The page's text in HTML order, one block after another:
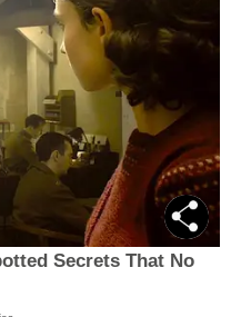
Secrets That No